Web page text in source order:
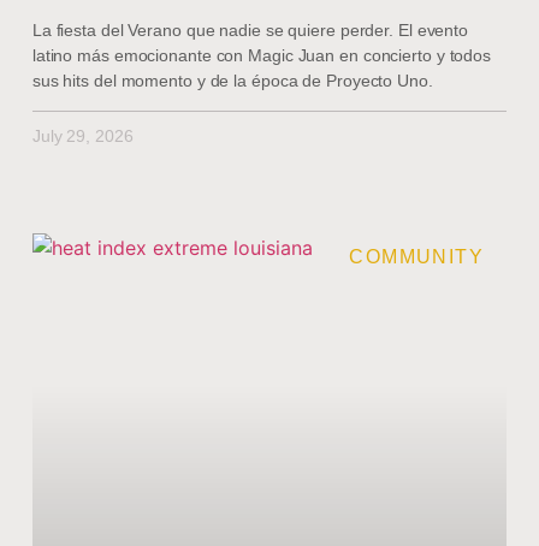
La fiesta del Verano que nadie se quiere perder. El evento
latino más emocionante con Magic Juan en concierto y todos
sus hits del momento y de la época de Proyecto Uno.
July 29, 2026
COMMUNITY